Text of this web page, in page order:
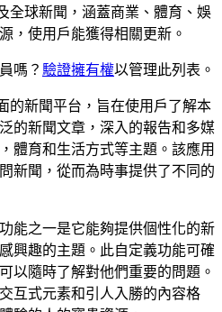
全球新聞，涵蓋商業、體育、娛
，使用戶能獲得相關更新。
嗎？ 驗證擁有權以管理此列表。
的新聞平台，旨在使用戶了解本
的新聞文章，深入的報告和多媒
體育和生活方式等主題。該應用
新聞，從而為時事提供了不同的
能之一是它能夠提供個性化的新
興趣的主題。此自定義功能可確
以隨時了解對他們重要的問題。
互式元素和引人入勝的內容格